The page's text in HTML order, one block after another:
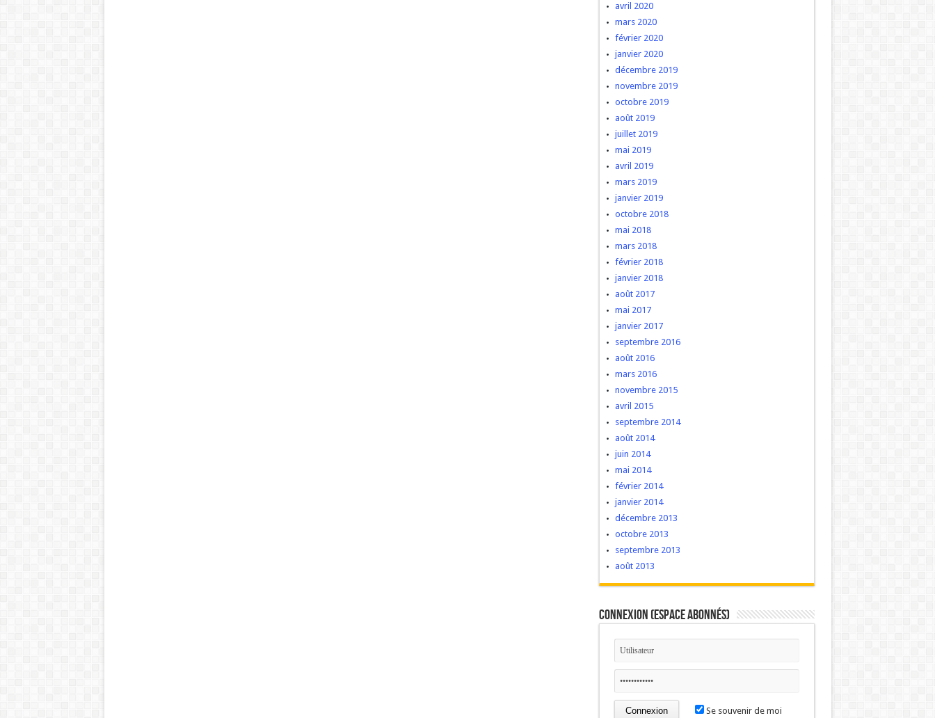
avril 2020
mars 2020
février 2020
janvier 2020
décembre 2019
novembre 2019
octobre 2019
août 2019
juillet 2019
mai 2019
avril 2019
mars 2019
janvier 2019
octobre 2018
mai 2018
mars 2018
février 2018
janvier 2018
août 2017
mai 2017
janvier 2017
septembre 2016
août 2016
mars 2016
novembre 2015
avril 2015
septembre 2014
août 2014
juin 2014
mai 2014
février 2014
janvier 2014
décembre 2013
octobre 2013
septembre 2013
août 2013
Connexion (Espace Abonnés)
Se souvenir de moi